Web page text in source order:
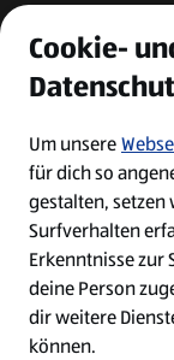
Cookie-
Um unsere
für dich so
gestalten, setzen
Surfverhalten
Erkenntnisse zur
deine Person
dir weitere
können.